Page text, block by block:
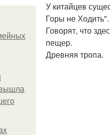
У китайцев
Горы не
Говорят, что
пещер.
Древняя тропа.